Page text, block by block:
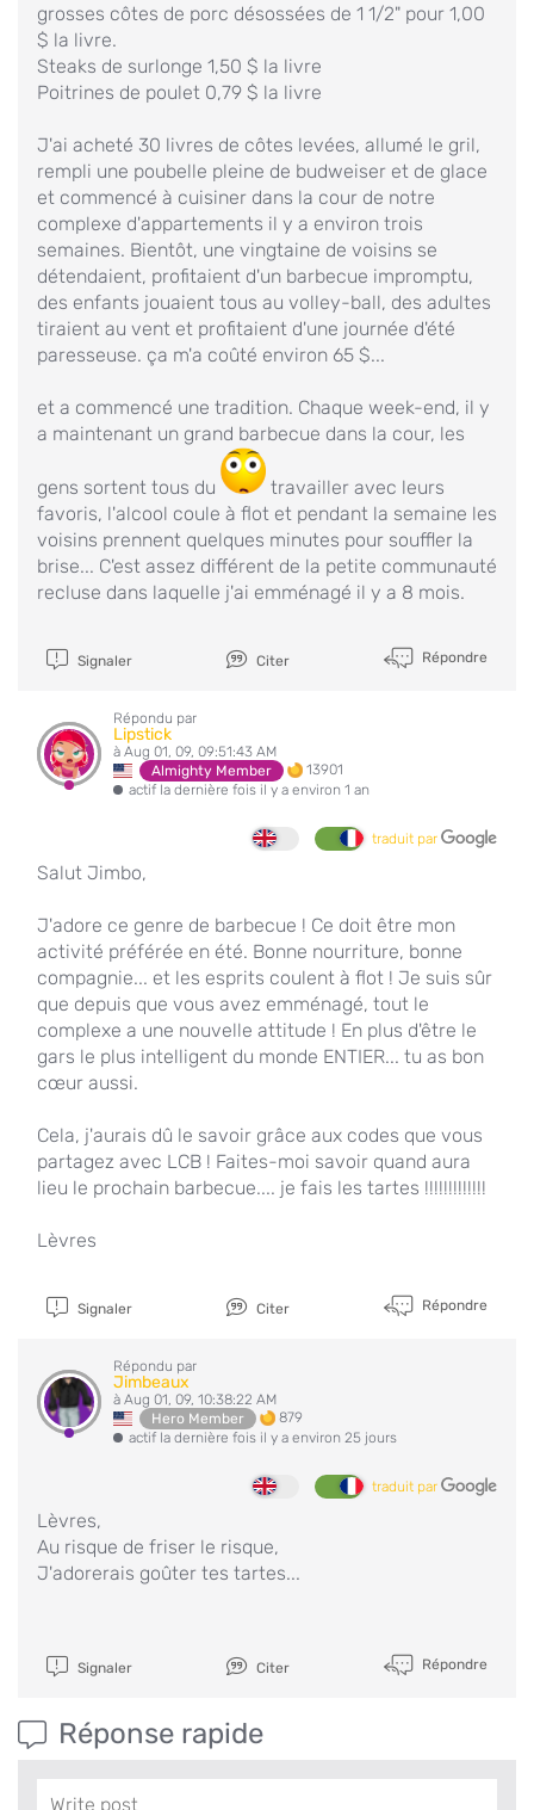
grosses côtes de porc désossées de 1 1/2" pour 1,00
$ la livre.
Steaks de surlonge 1,50 $ la livre
Poitrines de poulet 0,79 $ la livre
J'ai acheté 30 livres de côtes levées, allumé le gril,
rempli une poubelle pleine de budweiser et de glace
et commencé à cuisiner dans la cour de notre
complexe d'appartements il y a environ trois
semaines. Bientôt, une vingtaine de voisins se
détendaient, profitaient d'un barbecue impromptu,
des enfants jouaient tous au volley-ball, des adultes
tiraient au vent et profitaient d'une journée d'été
paresseuse. ça m'a coûté environ 65 $...
et a commencé une tradition. Chaque week-end, il y
a maintenant un grand barbecue dans la cour, les
gens sortent tous du
travailler avec leurs
favoris, l'alcool coule à flot et pendant la semaine les
voisins prennent quelques minutes pour souffler la
brise... C'est assez différent de la petite communauté
recluse dans laquelle j'ai emménagé il y a 8 mois.
Signaler Citer Répondre
Répondu par
Lipstick
à Aug 01, 09, 09:51:43 AM
Almighty Member
13901
actif la dernière fois il y a environ 1 an
traduit par
Salut Jimbo,
J'adore ce genre de barbecue ! Ce doit être mon
activité préférée en été. Bonne nourriture, bonne
compagnie... et les esprits coulent à flot ! Je suis sûr
que depuis que vous avez emménagé, tout le
complexe a une nouvelle attitude ! En plus d'être le
gars le plus intelligent du monde ENTIER... tu as bon
cœur aussi.
Cela, j'aurais dû le savoir grâce aux codes que vous
partagez avec LCB ! Faites-moi savoir quand aura
lieu le prochain barbecue.... je fais les tartes !!!!!!!!!!!!!
Lèvres
Signaler Citer Répondre
Répondu par
Jimbeaux
à Aug 01, 09, 10:38:22 AM
Hero Member
879
actif la dernière fois il y a environ 25 jours
traduit par
Lèvres,
Au risque de friser le risque,
J'adorerais goûter tes tartes...
Signaler Citer Répondre
Réponse rapide